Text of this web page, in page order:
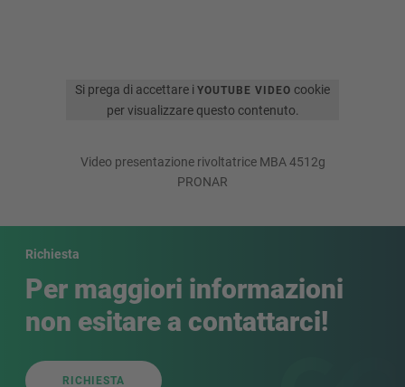
Si prega di accettare iYOUTUBE VIDEO cookie
per visualizzare questo contenuto.
Video presentazione rivoltatrice MBA 4512g
PRONAR
Richiesta
Per maggiori informazioni
non esitare a contattarci!
RICHIESTA